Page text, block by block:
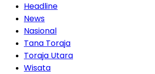
Headline
News
Nasional
Tana Toraja
Toraja Utara
Wisata